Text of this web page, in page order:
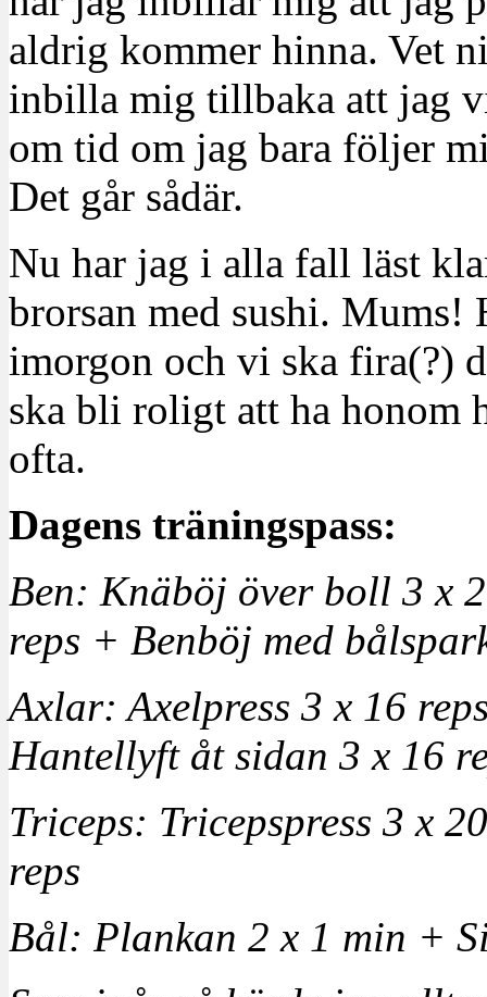
aldrig kommer hinna. Vet
inbilla mig tillbaka att jag
om tid om jag bara följer
Det går sådär.
Nu har jag i alla fall läst
brorsan med sushi.
imorgon och vi ska fira(?)
ska bli roligt att ha honom
ofta.
Dagens träningspass:
Ben: Knäböj över boll 3 x
reps + Benböj med
Axlar: Axelpress 3 x 16
Hantellyft åt sidan 3 x 16
Triceps: Tricepspress 3 x
reps
Bål: Plankan 2 x 1 min +